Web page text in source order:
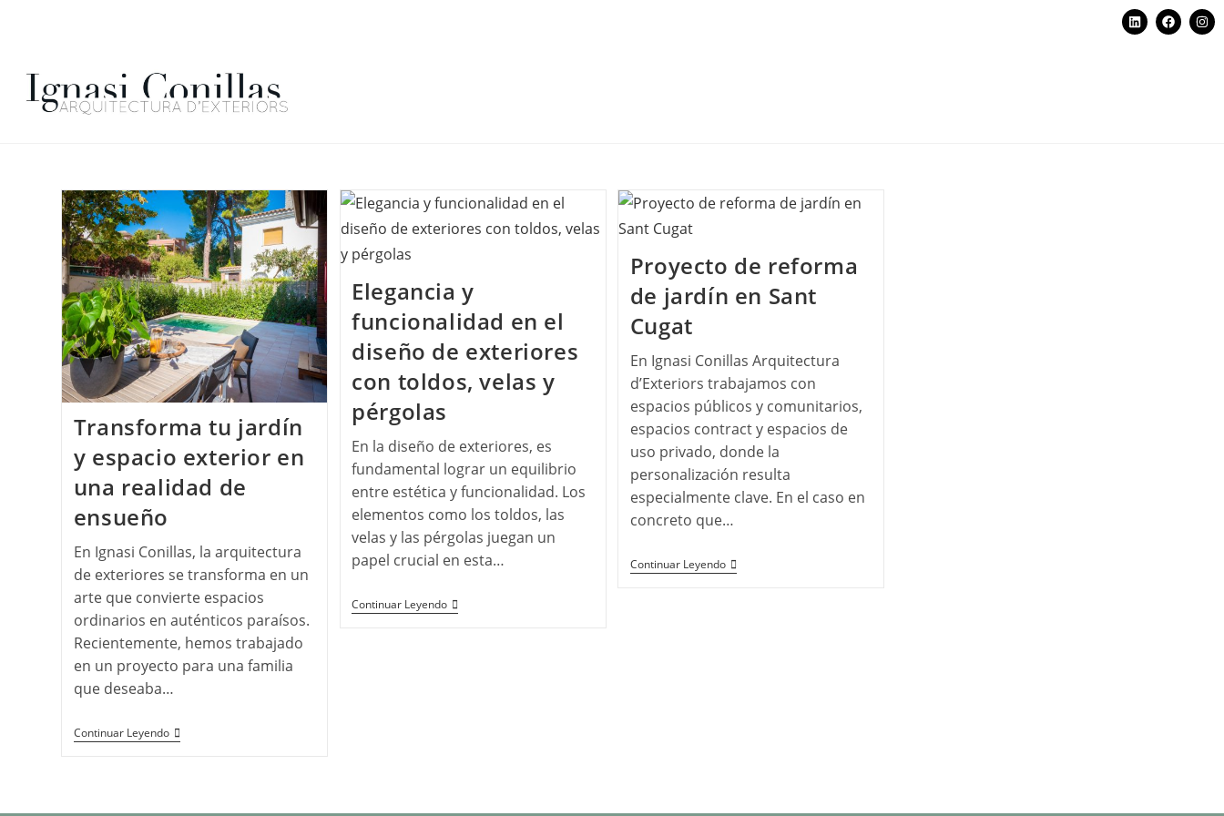
Transforma tu jardín
y espacio exterior en
una realidad de
ensueño
En Ignasi Conillas, la arquitectura
de exteriores se transforma en un
arte que convierte espacios
ordinarios en auténticos paraísos.
Recientemente, hemos trabajado
en un proyecto para una familia
que deseaba…
Continuar Leyendo
Elegancia y
funcionalidad en el
diseño de exteriores
con toldos, velas y
pérgolas
En la diseño de exteriores, es
fundamental lograr un equilibrio
entre estética y funcionalidad. Los
elementos como los toldos, las
velas y las pérgolas juegan un
papel crucial en esta…
Continuar Leyendo
Proyecto de reforma
de jardín en Sant
Cugat
En Ignasi Conillas Arquitectura
d’Exteriors trabajamos con
espacios públicos y comunitarios,
espacios contract y espacios de
uso privado, donde la
personalización resulta
especialmente clave. En el caso en
concreto que…
Continuar Leyendo